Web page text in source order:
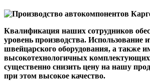
Квалификация наших сотрудников
уровень производства. Использование
швейцарского оборудования, а также
высокотехнологичных комплектующих
существенно снизить цену на нашу
при этом высокое качество.